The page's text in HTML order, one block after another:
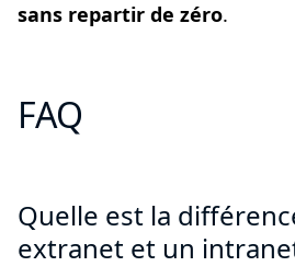
sans repartir de zéro.
FAQ
Quelle est la
extranet et un